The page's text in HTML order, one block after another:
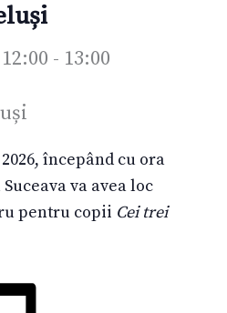
- 13:00
începând cu ora
va avea loc
pentru copii Cei trei